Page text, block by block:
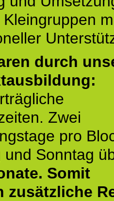
durch
Zwei
pro
und Sonntag
Somit
zusätzliche